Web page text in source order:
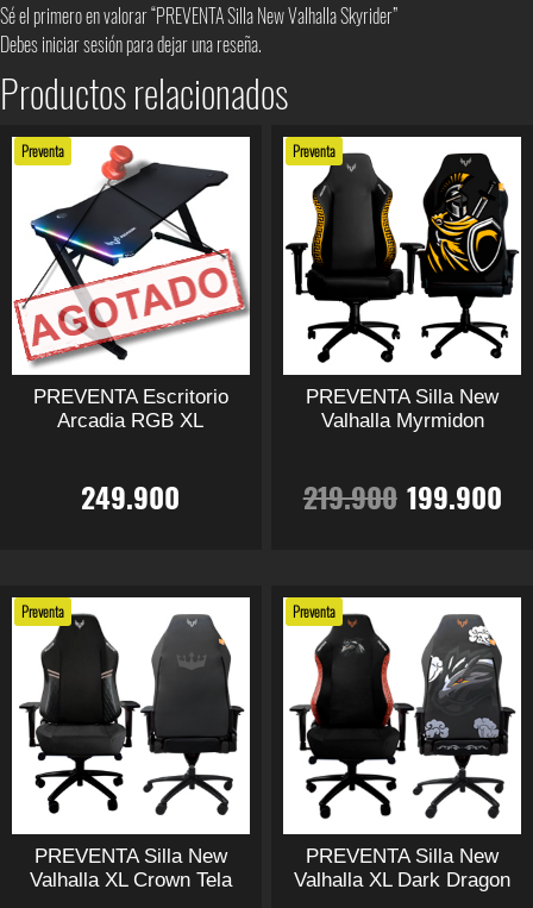
Sé el primero en valorar “PREVENTA Silla New Valhalla Skyrider”
Debesiniciar sesiónpara dejar una reseña.
Productos relacionados
Preventa
PREVENTA Escritorio
Arcadia RGB XL
249.900
tiene
múltiples
variantes.
opciones
pueden
en
página
Preventa
PREVENTA Silla New
Valhalla Myrmidon
219.900 El
original
era:
219.900.
199.900El
tiene
múltiples
variantes.
opciones
pueden
en
página
Preventa
PREVENTA Silla New
Valhalla XL Crown Tela
Preventa
PREVENTA Silla New
Valhalla XL Dark Dragon